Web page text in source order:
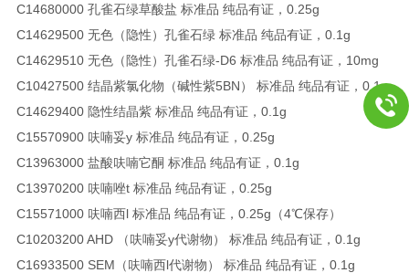
C14680000 孔雀石绿草酸盐 标准品 纯品有证，0.25g
C14629500 无色（隐性）孔雀石绿 标准品 纯品有证，0.1g
C14629510 无色（隐性）孔雀石绿-D6 标准品 纯品有证，10mg
C10427500 结晶紫氯化物（碱性紫5BN） 标准品 纯品有证，0.1g
C14629400 隐性结晶紫 标准品 纯品有证，0.1g
C15570900 呋喃妥y 标准品 纯品有证，0.25g
C13963000 盐酸呋喃它酮 标准品 纯品有证，0.1g
C13970200 呋喃唑t 标准品 纯品有证，0.25g
C15571000 呋喃西l 标准品 纯品有证，0.25g（4℃保存）
C10203200 AHD （呋喃妥y代谢物） 标准品 纯品有证，0.1g
C16933500 SEM（呋喃西l代谢物） 标准品 纯品有证，0.1g